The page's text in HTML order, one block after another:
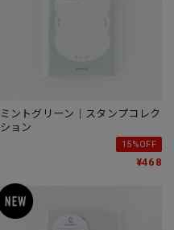
ミントグリーン｜スタンプコレク
ション
15%OFF
¥468